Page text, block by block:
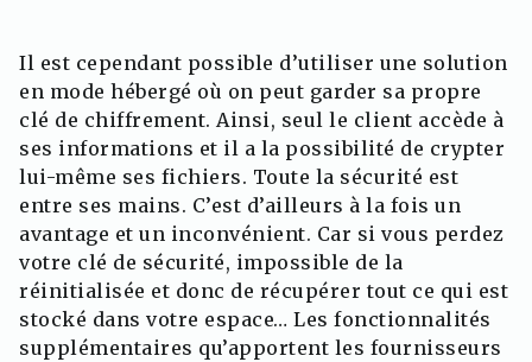
Il est cependant possible d’utiliser une solution
en mode hébergé où on peut garder sa propre
clé de chiffrement. Ainsi, seul le client accède à
ses informations et il a la possibilité de crypter
lui-même ses fichiers. Toute la sécurité est
entre ses mains. C’est d’ailleurs à la fois un
avantage et un inconvénient. Car si vous perdez
votre clé de sécurité, impossible de la
réinitialisée et donc de récupérer tout ce qui est
stocké dans votre espace… Les fonctionnalités
supplémentaires qu’apportent les fournisseurs